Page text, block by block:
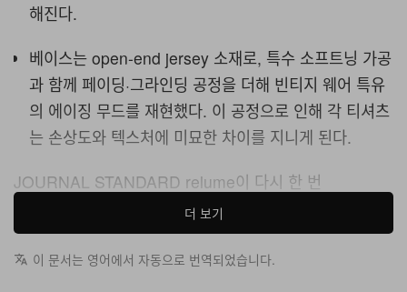
해진다.
베이스는 open-end jersey 소재로, 특수 소프트닝 가공
과 함께 페이딩·그라인딩 공정을 더해 빈티지 웨어 특유
의 에이징 무드를 재현했다. 이 공정으로 인해 각 티셔츠
는 손상도와 텍스처에 미묘한 차이를 지니게 된다.
JOURNAL STANDARD relume이 다시 한 번
Jamiroquai와 손잡고 협업 컬렉션을 선보인다. 총 세 가지
컬러웨이로 구성되며, 각 컬러마다 다른 프린트 기법을 배
치했다. Black에는 야광 핑크 프린트, White에는 스탠더드
더 보기
이 문서는 영어에서 자동으로 번역되었습니다.